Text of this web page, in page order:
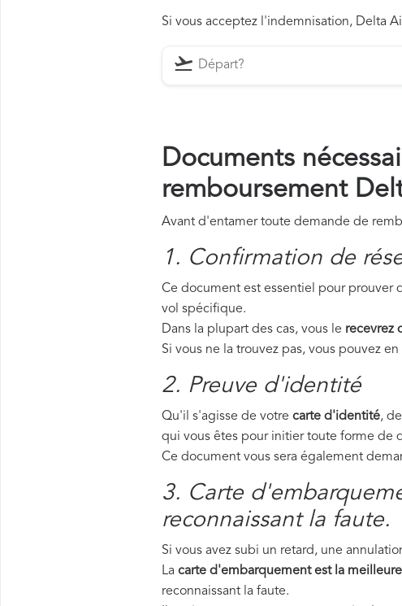
Si vous acceptez l'indemnisation, Delta
Documents
remboursement
Avant d'entamer toute demande de
1. Confirmation de
Ce document est essentiel pour prouver
vol spécifique.
Dans la plupart des cas, vous le recevrez
Si vous ne la trouvez pas, vous pouvez
2. Preuve d'identité
Qu'il s'agisse de votre carte d'identité,
qui vous êtes pour initier toute forme de
Ce document vous sera également
3. Carte
reconnaissant la faute.
Si vous avez subi un retard, une
La carte d'embarquement est la
reconnaissant la faute.